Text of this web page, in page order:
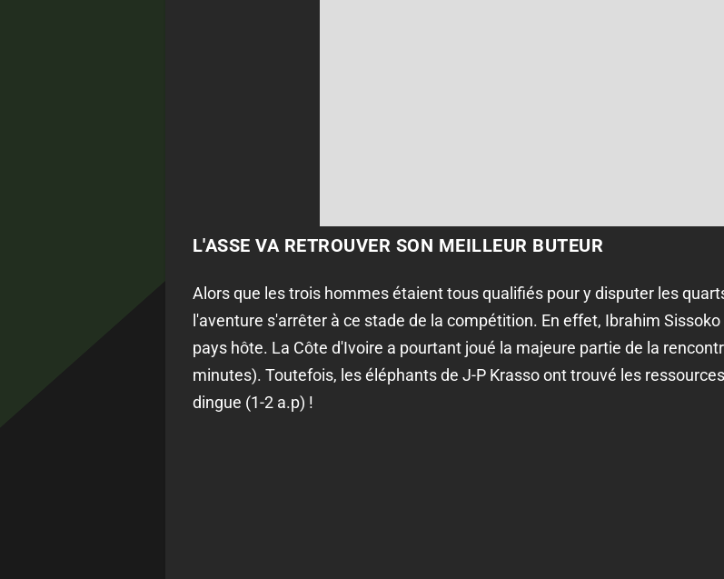
L'ASSE VA RETROUVER SON MEILLEUR BUTEUR
Alors que les trois hommes étaient tous qualifiés pour y disputer les
l'aventure s'arrêter à ce stade de la compétition. En effet, Ibrahim
pays hôte. La Côte d'Ivoire a pourtant joué la majeure partie de la
minutes). Toutefois, les éléphants de J-P Krasso ont trouvé les
dingue (1-2 a.p) !